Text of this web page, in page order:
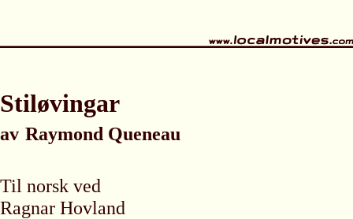
Stiløvingar
av Raymond Queneau
Til norsk ved
Ragnar Hovland